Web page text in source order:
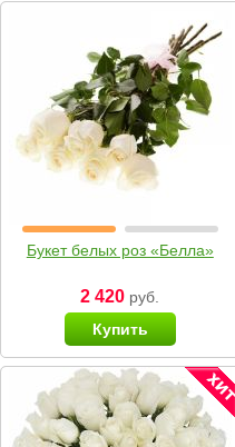
Букет белых роз «Белла»
2 420 руб.
Купить